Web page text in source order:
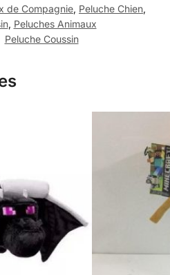
de Compagnie, Peluche Chien,
, Peluches Animaux
Peluche Coussin